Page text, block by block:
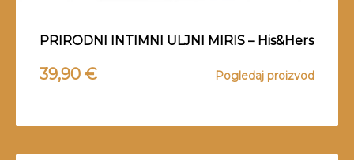
PRIRODNI INTIMNI ULJNI MIRIS – His&Hers
39,90 € Pogledaj proizvod